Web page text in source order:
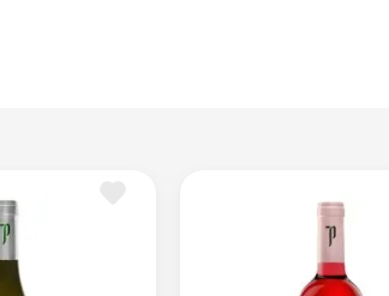
se adapta